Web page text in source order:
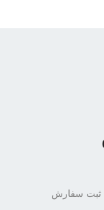
ثبت سفارش